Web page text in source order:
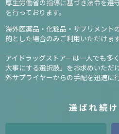
厚生労働省の指導に基づき法令を遵守
を行っております。
海外医薬品・化粧品・サプリメント
的とした場合のみご利用いただけます
アイドラッグストアーは一人でも多
大事にする選択肢」をお求めいただ
外サプライヤーからの手配を迅速に
選ばれ続